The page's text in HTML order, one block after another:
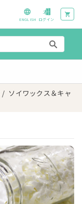
ログイン
ENGLISH
/ ソイワックス＆キャ